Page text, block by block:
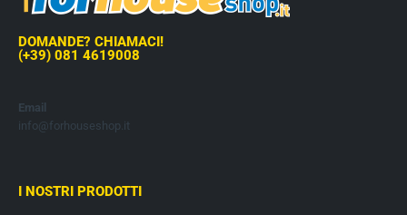
DOMANDE? CHIAMACI!
(+39) 081 4619008
Email
info@forhouseshop.it
I NOSTRI PRODOTTI